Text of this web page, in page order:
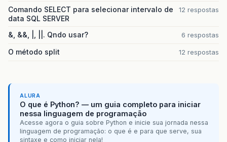
Comando SELECT para selecionar intervalo de
data SQL SERVER
12 respostas
&, &&, |, ||. Qndo usar? 6 respostas
O método split 12 respostas
ALURA
O que é Python? — um guia completo para iniciar
nessa linguagem de programação
Acesse agora o guia sobre Python e inicie sua jornada nessa
linguagem de programação: o que é e para que serve, sua
sintaxe e como iniciar nela!